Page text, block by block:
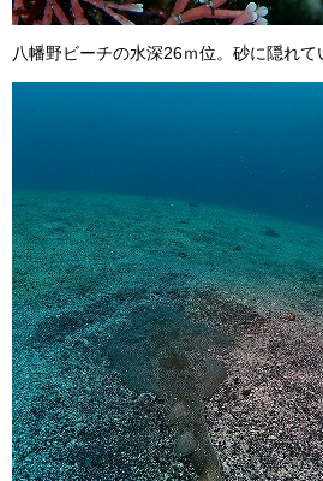
八幡野ビーチの水深26ｍ位。砂に隠れて